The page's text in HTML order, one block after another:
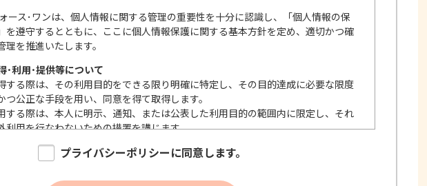
ース･ワンは、個人情報に関する管理の重要性を十分に認識し、「個人情報の保
を遵守するとともに、ここに個人情報保護に関する基本方針を定め、適切かつ確
を推進いたします。
･利用･提供等について
する際は、その利用目的をできる限り明確に特定し、その目的達成に必要な限度
つ公正な手段を用い、同意を得て取得します。
する際は、本人に明示、通知、または公表した利用目的の範囲内に限定し、それ
利用を行なわないための措置を講じます。
者に提供またはその取扱いを委託する際は、本人が同意を与えた利用目的の範囲
れを行います。プライバシーポリシーに同意します。